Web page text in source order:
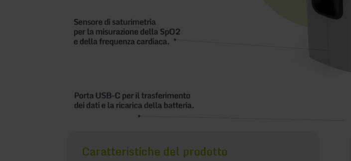
Caratteristiche del prodotto